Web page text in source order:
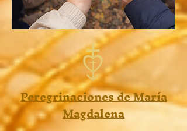
Peregrinaciones de María
Magdalena